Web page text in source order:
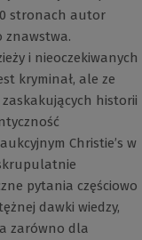
stronach autor
znawstwa.
i nieoczekiwanych
kryminał, ale ze
historii
Christie’s w
pytania częściowo
dawki wiedzy,
zarówno dla